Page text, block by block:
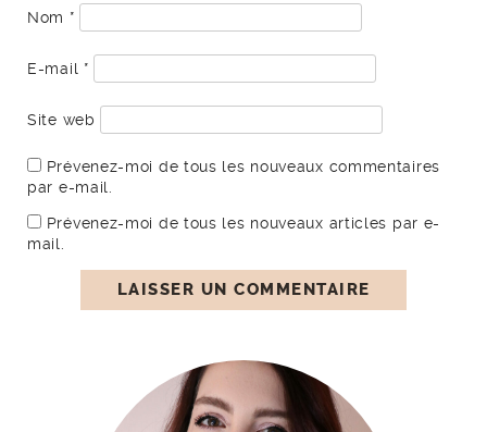
Nom *
E-mail *
Site web
Prévenez-moi de tous les nouveaux commentaires
par e-mail.
Prévenez-moi de tous les nouveaux articles par e-
mail.